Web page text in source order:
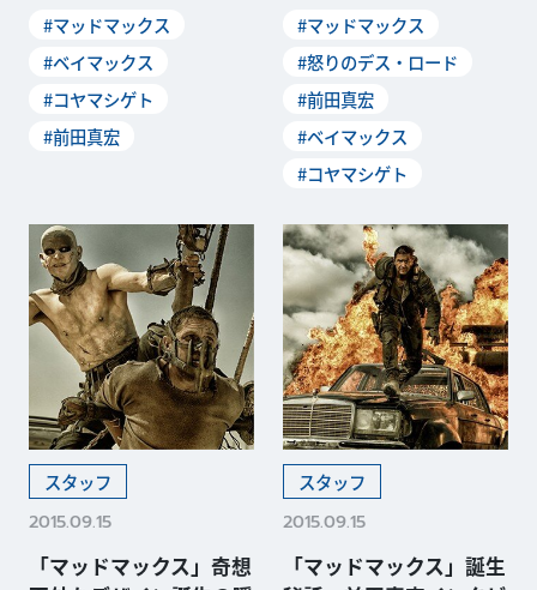
男は「ベイマックス」で
#マッドマックス
#ベイマックス
#コヤマシゲト
#前田真宏
デス・ロード」
#マッドマックス
#怒りのデス・ロード
#前田真宏
#ベイマックス
#コヤマシゲト
スタッフ
2015.09.15
「マッドマックス」奇想
スタッフ
2015.09.15
「マッドマックス」誕生